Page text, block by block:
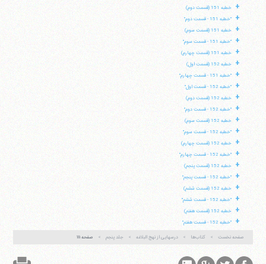
+ خطبه 151 (قسمت دوم)
+ "خطبه 151 - قسمت دوم"
+ خطبه 151 (قسمت سوم)
+ "خطبه 151 - قسمت سوم"
+ خطبه 151 (قسمت چهارم)
+ خطبه 152 (قسمت اول)
+ "خطبه 151 - قسمت چهارم"
+ "خطبه 152 - قسمت اول"
+ خطبه 152 (قسمت دوم)
+ "خطبه 152 - قسمت دوم"
+ خطبه 152 (قسمت سوم)
+ "خطبه 152 - قسمت سوم"
+ خطبه 152 (قسمت چهارم)
+ "خطبه 152 - قسمت چهارم"
+ خطبه 152 (قسمت پنجم)
+ "خطبه 152 - قسمت پنجم"
+ خطبه 152 (قسمت ششم)
+ "خطبه 152 - قسمت ششم"
+ خطبه 152 (قسمت هفتم)
+ "خطبه 152 - قسمت هفتم"
صفحه نخست کتاب‌ها درسهایی از نهج البلاغه جلد پنجم صفحه ۱۱۱